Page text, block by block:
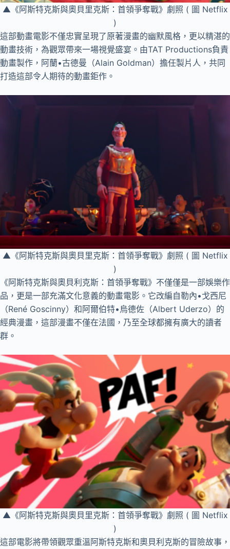
▲《阿斯特克斯與奧貝里克斯：首領爭奪戰》劇照 ( 圖 Netflix
)
這部動畫電影不僅忠實呈現了原著漫畫的幽默風格，更以精湛的
動畫技術，為觀眾帶來一場視覺盛宴。由TAT Productions負責
動畫製作，阿蘭•古德曼（Alain Goldman）擔任製片人，共同
打造這部令人期待的動畫鉅作。
▲《阿斯特克斯與奧貝里克斯：首領爭奪戰》劇照 ( 圖 Netflix
)
《阿斯特克斯與奧貝利克斯：首領爭奪戰》不僅僅是一部娛樂作
品，更是一部充滿文化意義的動畫電影。它改編自勒內•戈西尼
（René Goscinny）和阿爾伯特•烏德佐（Albert Uderzo）的
經典漫畫，這部漫畫不僅在法國，乃至全球都擁有廣大的讀者
群。
▲《阿斯特克斯與奧貝里克斯：首領爭奪戰》劇照 ( 圖 Netflix
)
這部電影將帶領觀眾重溫阿斯特克斯和奧貝利克斯的冒險故事，